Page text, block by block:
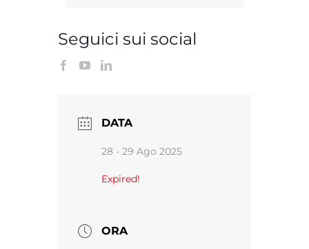
Seguici sui social
DATA
28 - 29 Ago 2025
Expired!
ORA